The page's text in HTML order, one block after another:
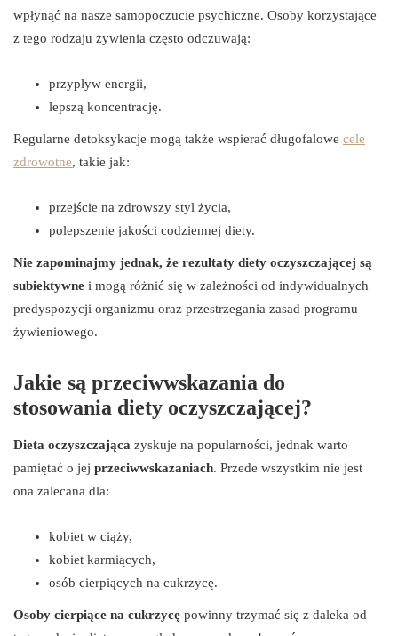
wpłynąć na nasze samopoczucie psychiczne. Osoby korzystające
z tego rodzaju żywienia często odczuwają:
przypływ energii,
lepszą koncentrację.
Regularne detoksykacje mogą także wspierać długofalowe cele
zdrowotne, takie jak:
przejście na zdrowszy styl życia,
polepszenie jakości codziennej diety.
Nie zapominajmy jednak, że rezultaty diety oczyszczającej są
subiektywne i mogą różnić się w zależności od indywidualnych
predyspozycji organizmu oraz przestrzegania zasad programu
żywieniowego.
Jakie są przeciwwskazania do
stosowania diety oczyszczającej?
Dieta oczyszczająca zyskuje na popularności, jednak warto
pamiętać o jej przeciwwskazaniach. Przede wszystkim nie jest
ona zalecana dla:
kobiet w ciąży,
kobiet karmiących,
osób cierpiących na cukrzycę.
Osoby cierpiące na cukrzycę powinny trzymać się z daleka od